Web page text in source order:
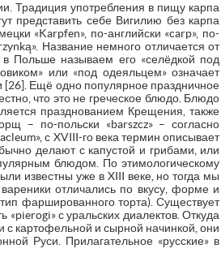
Традиция употребления в пищу карпа
представить себе Вигилию без карпа
«Karpfen», по-английски «carp», по-
Название немного отличается от
Польше называем его «селёдкой под
или «под одеяльцем» означает
[26]. Ещё одно популярное праздничное
что это не греческое блюдо. Блюдо
празднованием Крещения, также
– по-польски «barszcz» – согласно
с XVIII-го века термин описывает
делают с капустой и грибами, или
блюдом. По этимологическому
известны уже в XIII веке, но тогда мы
отличались по вкусу, форме и
фаршированного торта). Существует
с уральских диалектов. Откуда
с картофельной и сырной начинкой, они
Руси. Прилагательное «русские» в